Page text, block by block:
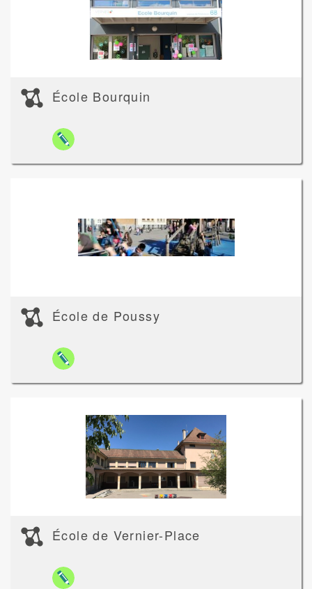
École Bourquin
École de Poussy
École de Vernier-Place